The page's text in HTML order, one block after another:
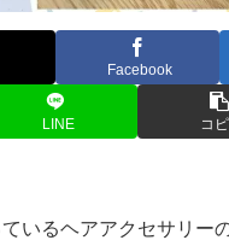
Facebook
LINE コ
いるヘアアクセサリー